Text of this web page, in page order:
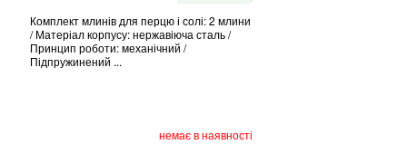
Комплект млинів для перцю і солі: 2 млини
/ Матеріал корпусу: нержавіюча сталь /
Принцип роботи: механічний /
Підпружинений ...
немає в наявності